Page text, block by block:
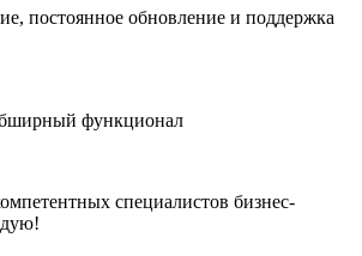
постоянное обновление и поддержка
функционал
специалистов бизнес-